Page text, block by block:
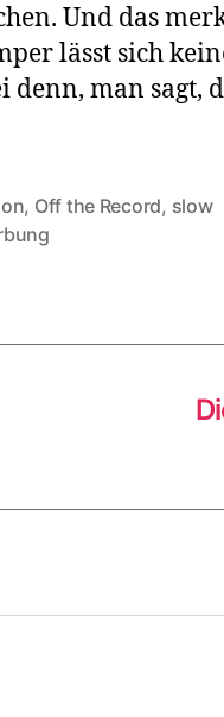
Und das
lässt sich
denn, man sagt,
, Off the Record, slow